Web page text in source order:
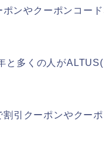
ンやクーポンコー
多くの人が
引クーポンやクー